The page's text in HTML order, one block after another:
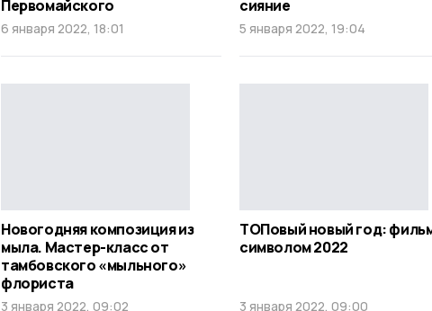
Первомайского
6 января 2022, 18:01
сияние
5 января 2022, 19:04
Новогодняя композиция из
мыла. Мастер-класс от
тамбовского «мыльного»
флориста
3 января 2022, 09:02
ТОПовый новый год:
символом 2022
3 января 2022, 09:00